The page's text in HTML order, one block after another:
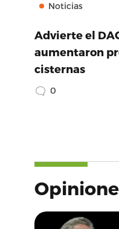
Noticias
Advierte el
aumentaron
cisternas
0